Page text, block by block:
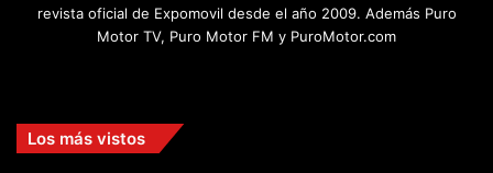
revista oficial de Expomovil desde el año 2009. Además Puro
Motor TV, Puro Motor FM y PuroMotor.com
Los más vistos